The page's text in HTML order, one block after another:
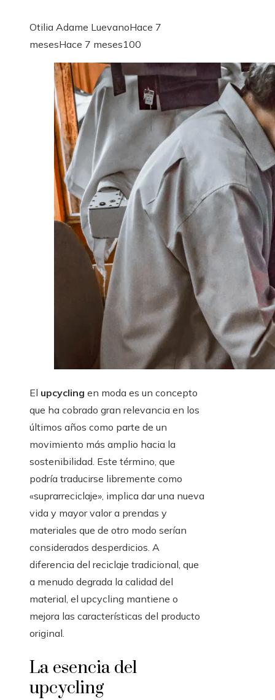
Otilia Adame LuevanoHace 7
mesesHace 7 meses100
El upcycling en moda es un concepto
que ha cobrado gran relevancia en los
últimos años como parte de un
movimiento más amplio hacia la
sostenibilidad. Este término, que
podría traducirse libremente como
«suprarreciclaje», implica dar una nueva
vida y mayor valor a prendas y
materiales que de otro modo serían
considerados desperdicios. A
diferencia del reciclaje tradicional, que
a menudo degrada la calidad del
material, el upcycling mantiene o
mejora las características del producto
original.
La esencia del
upcycling